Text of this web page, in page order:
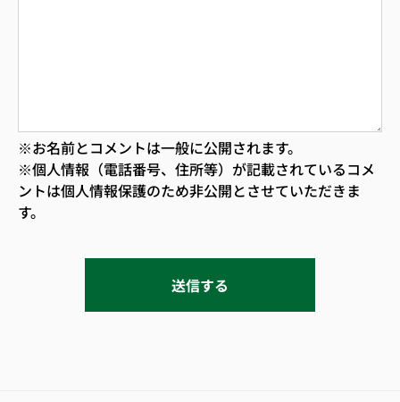
※お名前とコメントは一般に公開されます。
※個人情報（電話番号、住所等）が記載されているコメ
ントは個人情報保護のため非公開とさせていただきま
す。